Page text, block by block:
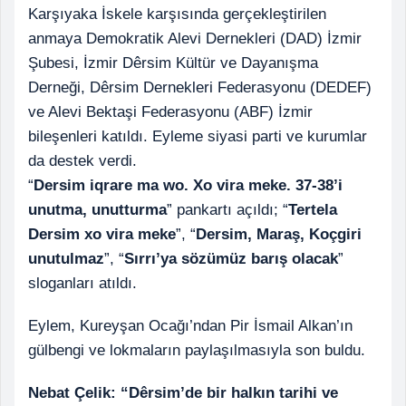
Karşıyaka İskele karşısında gerçekleştirilen
anmaya Demokratik Alevi Dernekleri (DAD) İzmir
Şubesi, İzmir Dêrsim Kültür ve Dayanışma
Derneği, Dêrsim Dernekleri Federasyonu (DEDEF)
ve Alevi Bektaşi Federasyonu (ABF) İzmir
bileşenleri katıldı. Eyleme siyasi parti ve kurumlar
da destek verdi.
“Dersim iqrare ma wo. Xo vira meke. 37-38’i
unutma, unutturma” pankartı açıldı; “Tertela
Dersim xo vira meke”, “Dersim, Maraş, Koçgiri
unutulmaz”, “Sırrı’ya sözümüz barış olacak”
sloganları atıldı.
Eylem, Kureyşan Ocağı’ndan Pir İsmail Alkan’ın
gülbengi ve lokmaların paylaşılmasıyla son buldu.
Nebat Çelik: “Dêrsim’de bir halkın tarihi ve